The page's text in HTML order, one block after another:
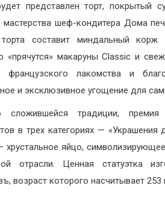
представлен торт, покрытый
мастерства шеф-кондитера Дома
составит миндальный
«прячутся» макаруны Classic и
французского лакомства и
и эксклюзивное угощение для
традиции, премия
в трех категориях —
хрустальное яйцо,
отрасли. Ценная статуэтка
возраст которого насчитывает 253